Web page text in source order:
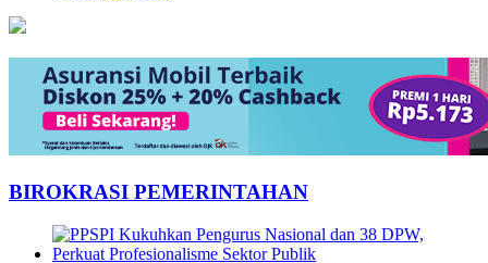
BIROKRASI PEMERINTAHAN